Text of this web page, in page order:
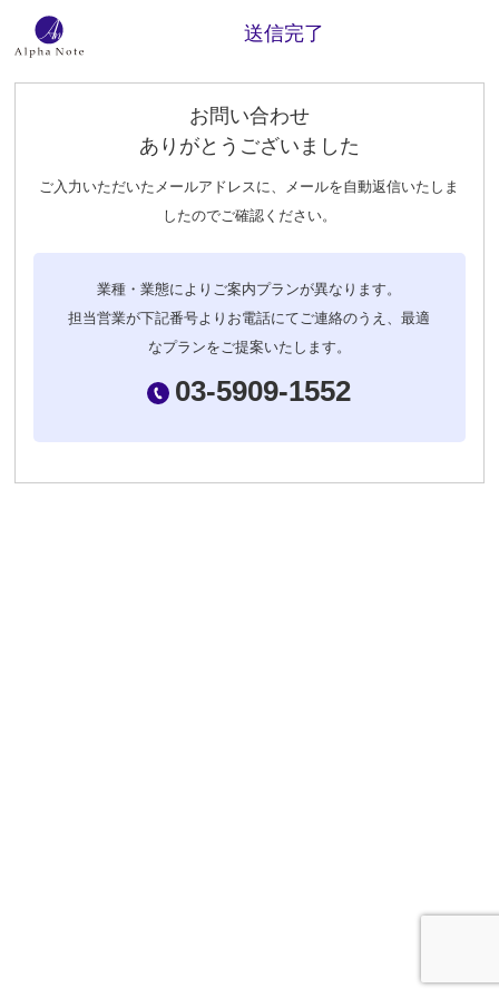
送信完了
お問い合わせ
ありがとうございました
ご入力いただいたメールアドレスに、メールを自動返信いたしま
したのでご確認ください。
業種・業態によりご案内プランが異なります。
担当営業が下記番号よりお電話にてご連絡のうえ、最適
なプランをご提案いたします。
03-5909-1552